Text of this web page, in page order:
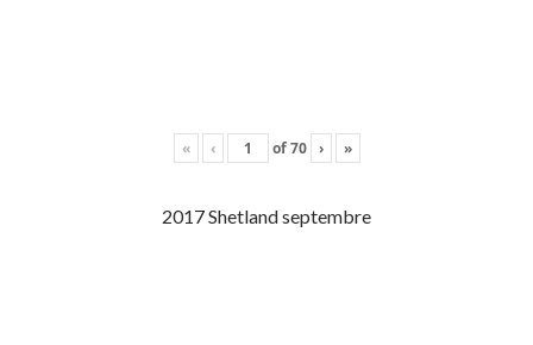
« ‹ of70 › »
2017 Shetland septembre